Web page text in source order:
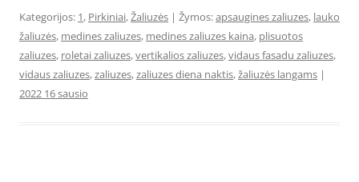
Kategorijos: 1, Pirkiniai,Žaliuzės | Žymos:apsaugines zaliuzes, lauko
žaliuzės, medines zaliuzes, medines zaliuzes kaina, plisuotos
zaliuzes, roletai zaliuzes,vertikalios zaliuzes,vidaus fasadu zaliuzes,
vidaus zaliuzes,zaliuzes,zaliuzes diena naktis,žaliuzės langams |
2022 16 sausio